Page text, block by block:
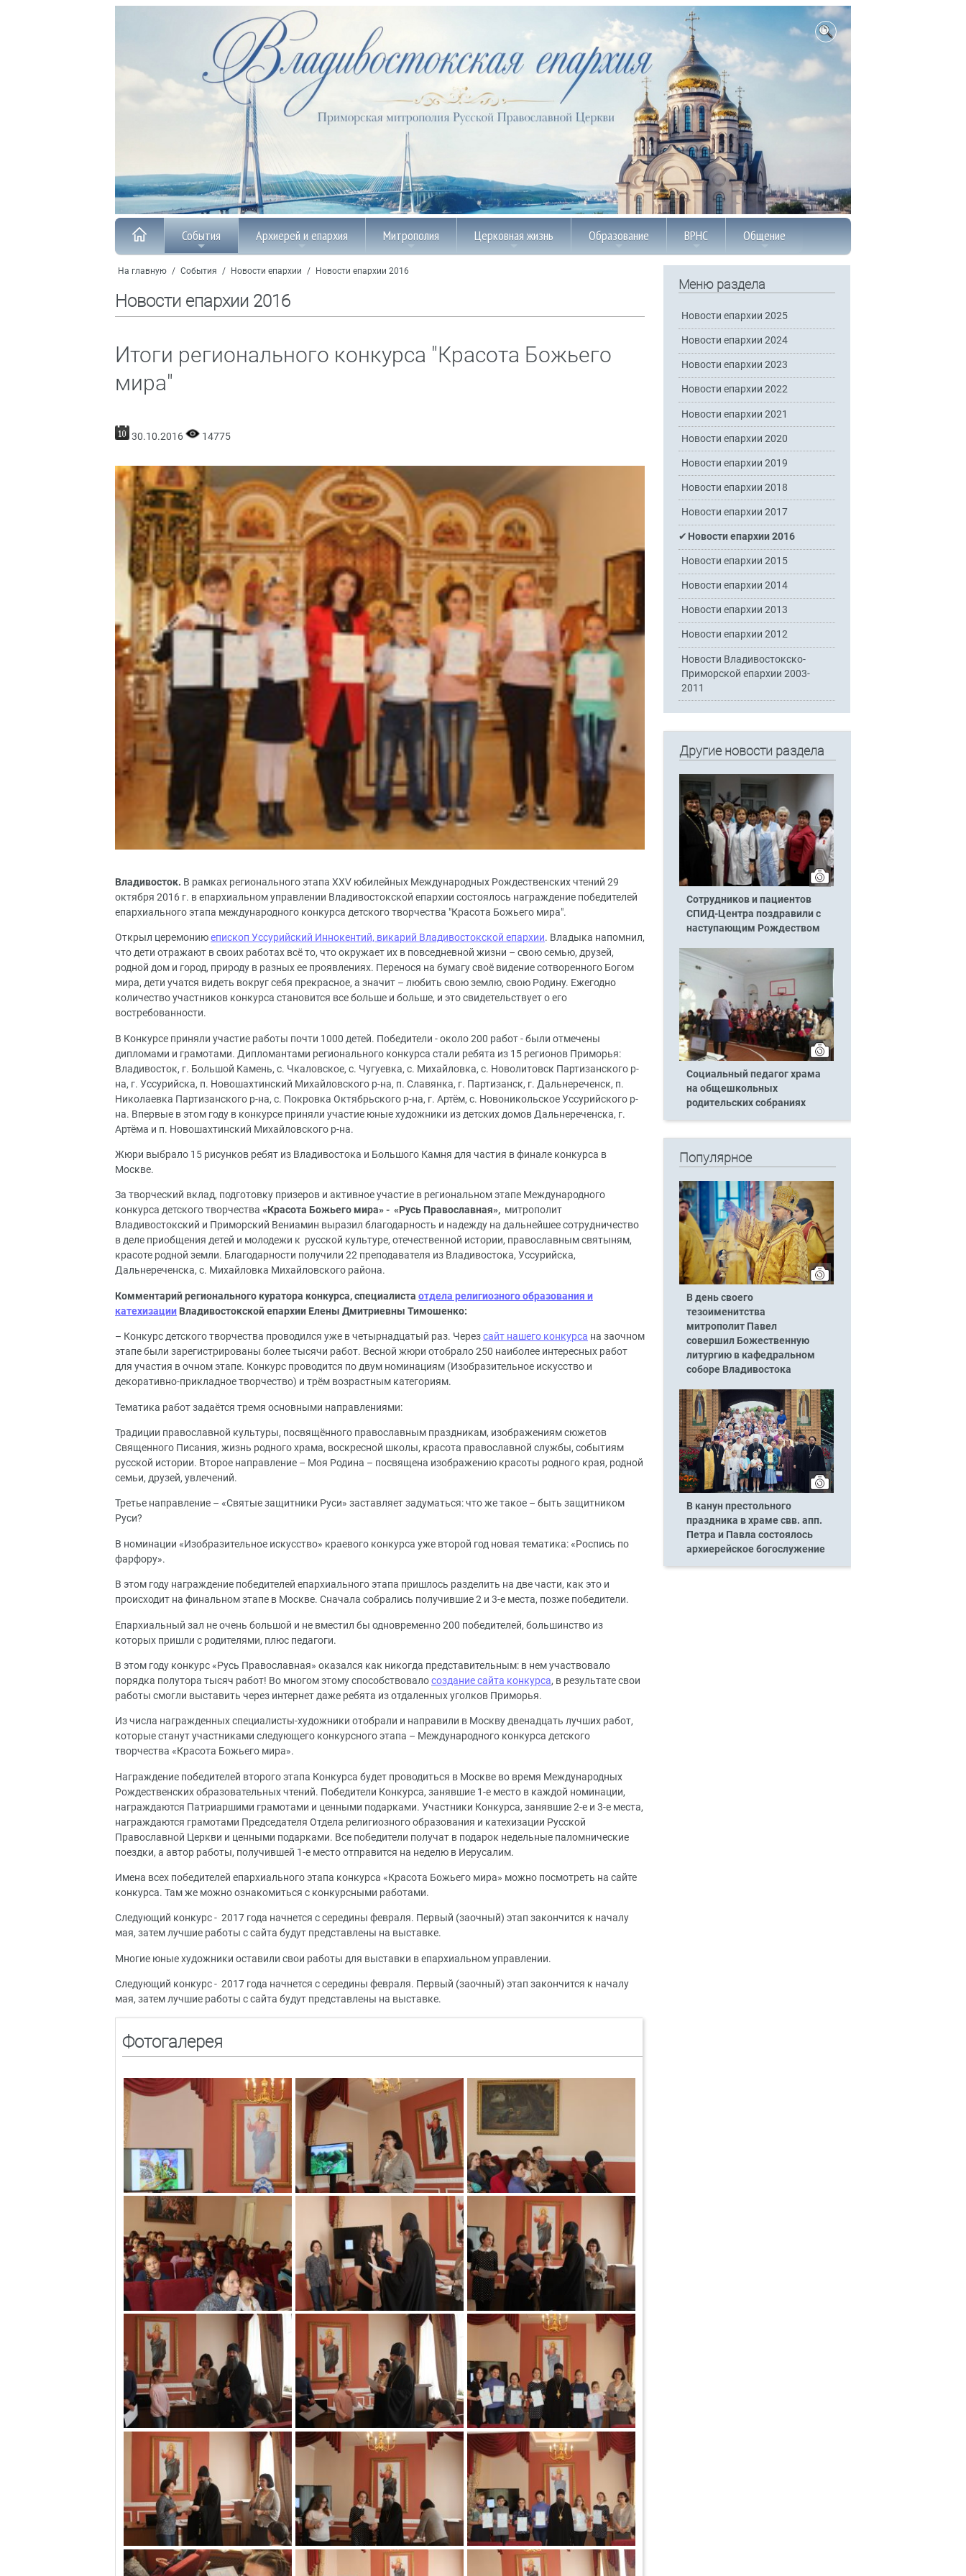
События Архиерей и епархия Митрополия Церковная жизнь Образование ВРНС Общение
На главную / События / Новости епархии / Новости епархии 2016
Новости епархии 2016
Итоги регионального конкурса "Красота Божьего
мира"
30.10.2016 14775
Владивосток. В рамках регионального этапа XXV юбилейных Международных Рождественских чтений 29
октября 2016 г. в епархиальном управлении Владивостокской епархии состоялось награждение победителей
епархиального этапа международного конкурса детского творчества "Красота Божьего мира".
Открыл церемониюепископ Уссурийский Иннокентий, викарий Владивостокской епархии. Владыка напомнил,
что дети отражают в своих работах всё то, что окружает их в повседневной жизни – свою семью, друзей,
родной дом и город, природу в разных ее проявлениях. Перенося на бумагу своё видение сотворенного Богом
мира, дети учатся видеть вокруг себя прекрасное, а значит – любить свою землю, свою Родину. Ежегодно
количество участников конкурса становится все больше и больше, и это свидетельствует о его
востребованности.
В Конкурсе приняли участие работы почти 1000 детей. Победители - около 200 работ - были отмечены
дипломами и грамотами. Дипломантами регионального конкурса стали ребята из 15 регионов Приморья:
Владивосток, г. Большой Камень, с. Чкаловское, с. Чугуевка, с. Михайловка, с. Новолитовск Партизанского р-
на, г. Уссурийска, п. Новошахтинский Михайловского р-на, п. Славянка, г. Партизанск, г. Дальнереченск, п.
Николаевка Партизанского р-на, с. Покровка Октябрьского р-на, г. Артём, с. Новоникольское Уссурийского р-
на. Впервые в этом году в конкурсе приняли участие юные художники из детских домов Дальнереченска, г.
Артёма и п. Новошахтинский Михайловского р-на.
Жюри выбрало 15 рисунков ребят из Владивостока и Большого Камня для частия в финале конкурса в
Москве.
За творческий вклад, подготовку призеров и активное участие в региональном этапе Международного
конкурса детского творчества «Красота Божьего мира» - «Русь Православная», митрополит
Владивостокский и Приморский Вениамин выразил благодарность и надежду на дальнейшее сотрудничество
в деле приобщения детей и молодежи к русской культуре, отечественной истории, православным святыням,
красоте родной земли. Благодарности получили 22 преподавателя из Владивостока, Уссурийска,
Дальнереченска, с. Михайловка Михайловского района.
Комментарий регионального куратора конкурса, специалиста отдела религиозного образования и
катехизации Владивостокской епархии Елены Дмитриевны Тимошенко:
– Конкурс детского творчества проводился уже в четырнадцатый раз. Черезсайт нашего конкурса на заочном
этапе были зарегистрированы более тысячи работ. Весной жюри отобрало 250 наиболее интересных работ
для участия в очном этапе. Конкурс проводится по двум номинациям (Изобразительное искусство и
декоративно-прикладное творчество) и трём возрастным категориям.
Тематика работ задаётся тремя основными направлениями:
Традиции православной культуры, посвящённого православным праздникам, изображениям сюжетов
Священного Писания, жизнь родного храма, воскресной школы, красота православной службы, событиям
русской истории. Второе направление – Моя Родина – посвящена изображению красоты родного края, родной
семьи, друзей, увлечений.
Третье направление – «Святые защитники Руси» заставляет задуматься: что же такое – быть защитником
Руси?
В номинации «Изобразительное искусство» краевого конкурса уже второй год новая тематика: «Роспись по
фарфору».
В этом году награждение победителей епархиального этапа пришлось разделить на две части, как это и
происходит на финальном этапе в Москве. Сначала собрались получившие 2 и 3-е места, позже победители.
Епархиальный зал не очень большой и не вместил бы одновременно 200 победителей, большинство из
которых пришли с родителями, плюс педагоги.
В этом году конкурс «Русь Православная» оказался как никогда представительным: в нем участвовало
порядка полутора тысяч работ! Во многом этому способствовалосоздание сайта конкурса, в результате свои
работы смогли выставить через интернет даже ребята из отдаленных уголков Приморья.
Из числа награжденных специалисты-художники отобрали и направили в Москву двенадцать лучших работ,
которые станут участниками следующего конкурсного этапа – Международного конкурса детского
творчества «Красота Божьего мира».
Награждение победителей второго этапа Конкурса будет проводиться в Москве во время Международных
Рождественских образовательных чтений. Победители Конкурса, занявшие 1-е место в каждой номинации,
награждаются Патриаршими грамотами и ценными подарками. Участники Конкурса, занявшие 2-е и 3-е места,
награждаются грамотами Председателя Отдела религиозного образования и катехизации Русской
Православной Церкви и ценными подарками. Все победители получат в подарок недельные паломнические
поездки, а автор работы, получившей 1-е место отправится на неделю в Иерусалим.
Имена всех победителей епархиального этапа конкурса «Красота Божьего мира» можно посмотреть на сайте
конкурса. Там же можно ознакомиться с конкурсными работами.
Следующий конкурс - 2017 года начнется с середины февраля. Первый (заочный) этап закончится к началу
мая, затем лучшие работы с сайта будут представлены на выставке.
Многие юные художники оставили свои работы для выставки в епархиальном управлении.
Следующий конкурс - 2017 года начнется с середины февраля. Первый (заочный) этап закончится к началу
мая, затем лучшие работы с сайта будут представлены на выставке.
Фотогалерея
Меню раздела
Новости епархии 2025
Новости епархии 2024
Новости епархии 2023
Новости епархии 2022
Новости епархии 2021
Новости епархии 2020
Новости епархии 2019
Новости епархии 2018
Новости епархии 2017
Новости епархии 2016
Новости епархии 2015
Новости епархии 2014
Новости епархии 2013
Новости епархии 2012
Новости Владивостокско-
Приморской епархии 2003-
2011
Другие новости раздела
Сотрудников и пациентов
СПИД-Центра поздравили с
наступающим Рождеством
Социальный педагог храма
на общешкольных
родительских собраниях
Популярное
В день своего
тезоименитства
митрополит Павел
совершил Божественную
литургию в кафедральном
соборе Владивостока
В канун престольного
праздника в храме свв. апп.
Петра и Павла состоялось
архиерейское богослужение